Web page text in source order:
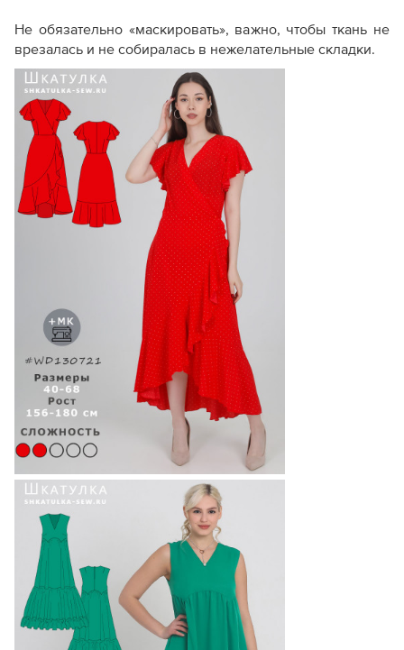
Не обязательно «маскировать», важно, чтобы ткань не
врезалась и не собиралась в нежелательные складки.